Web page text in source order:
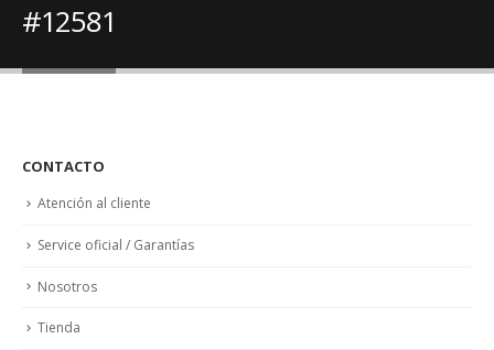
#12581
CONTACTO
Atención al cliente
Service oficial / Garantías
Nosotros
Tienda